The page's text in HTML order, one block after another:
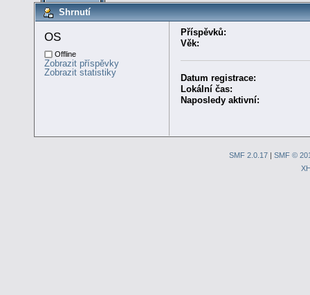
Shrnutí
OS
Offline
Zobrazit příspěvky
Zobrazit statistiky
Příspěvků:
Věk:
Datum registrace:
Lokální čas:
Naposledy aktivní:
SMF 2.0.17| SMF ©